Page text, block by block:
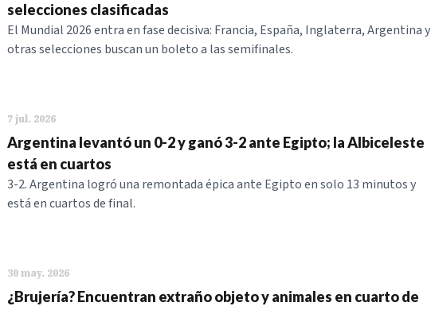
selecciones clasificadas
El Mundial 2026 entra en fase decisiva: Francia, España, Inglaterra, Argentina y
otras selecciones buscan un boleto a las semifinales.
7 jul. 2026
Argentina levantó un 0-2 y ganó 3-2 ante Egipto; la Albiceleste
está en cuartos
3-2. Argentina logró una remontada épica ante Egipto en solo 13 minutos y
está en cuartos de final.
30 may. 2026
¿Brujería? Encuentran extraño objeto y animales en cuarto de